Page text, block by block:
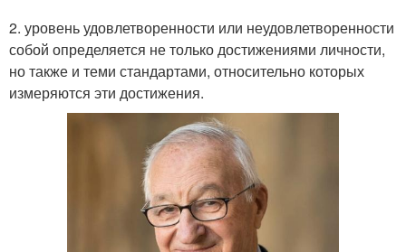
2. уровень удовлетворенности или неудовлетворенности
собой определяется не только достижениями личности,
но также и теми стандартами, относительно которых
измеряются эти достижения.